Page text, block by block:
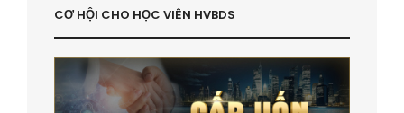
CƠ HỘI CHO HỌC VIÊN HVBDS